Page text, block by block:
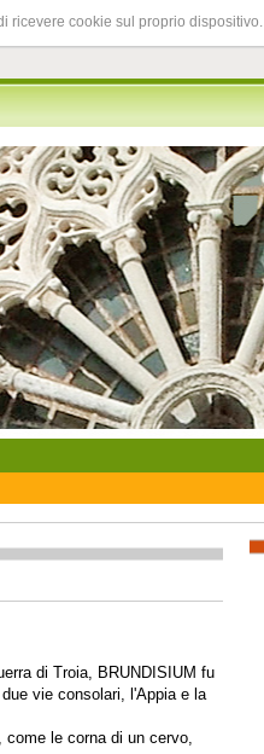
ricevere cookie sul proprio dispositivo.
di Troia, BRUNDISIUM fu
vie consolari, l'Appia e la
le corna di un cervo,